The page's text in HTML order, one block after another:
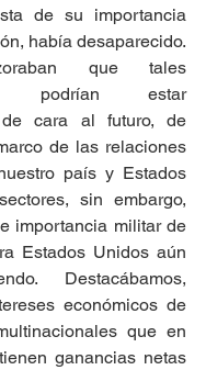
de su importancia
había desaparecido.
que tales
podrían estar
de cara al futuro, de
de las relaciones
país y Estados
sin embargo,
importancia militar de
Estados Unidos aún
Destacábamos,
económicos de
que en
ganancias netas